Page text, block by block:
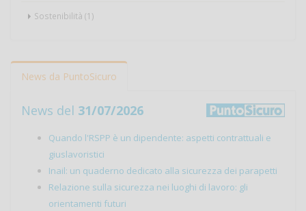
Sostenibilità (1)
News da PuntoSicuro
News del 31/07/2026
Quando l'RSPP è un dipendente: aspetti contrattuali e
giuslavoristici
Inail: un quaderno dedicato alla sicurezza dei parapetti
Relazione sulla sicurezza nei luoghi di lavoro: gli
orientamenti futuri